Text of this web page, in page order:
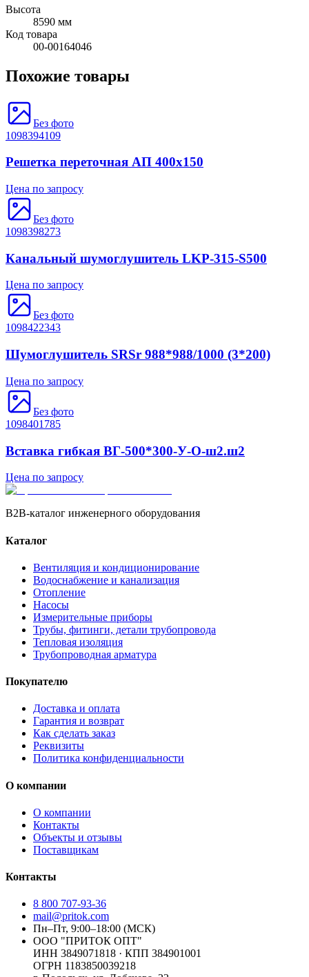
Высота
8590 мм
Код товара
00-00164046
Похожие товары
Без фото
1098394109
Решетка переточная АП 400х150
Цена по запросу
Без фото
1098398273
Канальный шумоглушитель LKP-315-S500
Цена по запросу
Без фото
1098422343
Шумоглушитель SRSr 988*988/1000 (3*200)
Цена по запросу
Без фото
1098401785
Вставка гибкая ВГ-500*300-У-О-ш2.ш2
Цена по запросу
B2B-каталог инженерного оборудования
Каталог
Вентиляция и кондиционирование
Водоснабжение и канализация
Отопление
Насосы
Измерительные приборы
Трубы, фитинги, детали трубопровода
Тепловая изоляция
Трубопроводная арматура
Покупателю
Доставка и оплата
Гарантия и возврат
Как сделать заказ
Реквизиты
Политика конфиденциальности
О компании
О компании
Контакты
Объекты и отзывы
Поставщикам
Контакты
8 800 707-93-36
mail@pritok.com
Пн–Пт, 9:00–18:00 (МСК)
ООО "ПРИТОК ОПТ"
ИНН 3849071818 · КПП 384901001
ОГРН 1183850039218